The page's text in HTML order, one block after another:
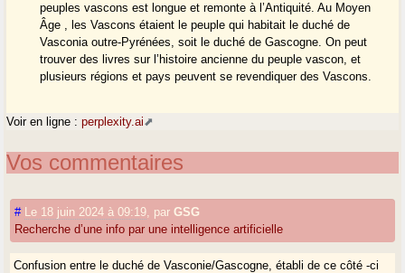
peuples vascons est longue et remonte à l’Antiquité. Au Moyen
Âge , les Vascons étaient le peuple qui habitait le duché de
Vasconia outre-Pyrénées, soit le duché de Gascogne. On peut
trouver des livres sur l’histoire ancienne du peuple vascon, et
plusieurs régions et pays peuvent se revendiquer des Vascons.
Voir en ligne :perplexity.ai
Vos commentaires
# Le 18 juin 2024 à 09:19 parGSG
Recherche d’une info par une intelligence artificielle
Confusion entre le duché de Vasconie/Gascogne, établi de ce côté -ci